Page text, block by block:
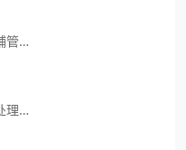
一款深受商家好评的店铺管理平台
微软官方出品图像识别处理工具